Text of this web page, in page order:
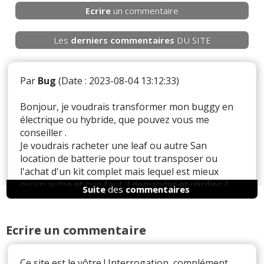
Ecrire un commentaire
Les derniers commentaires DU SITE
Par Bug (Date : 2023-08-04 13:12:33)
Bonjour, je voudrais transformer mon buggy en
électrique ou hybride, que pouvez vous me
conseiller .
Je voudrais racheter une leaf ou autre San
location de batterie pour tout transposer ou
l'achat d'un kit complet mais lequel est mieux
qu'un autre et que faut il demander et vérifier ?
Merci .
Il y a1réaction(s) sur ce commentaire :
Suitedes commentaires
Ecrire un commentaire